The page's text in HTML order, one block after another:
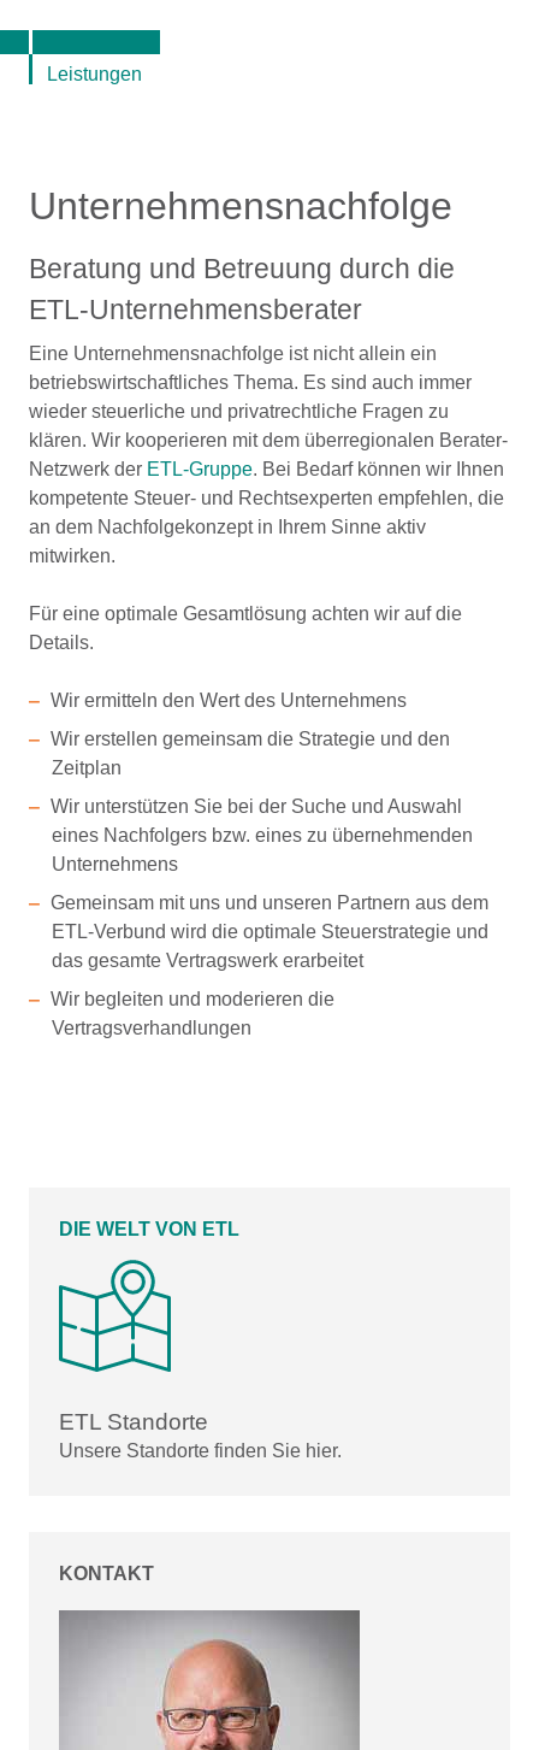
Leistungen
Unternehmensnachfolge
Beratung und Betreuung durch die
ETL-Unternehmensberater
Eine Unternehmensnachfolge ist nicht allein ein
betriebswirtschaftliches Thema. Es sind auch immer
wieder steuerliche und privatrechtliche Fragen zu
klären. Wir kooperieren mit dem überregionalen Berater-
Netzwerk der ETL-Gruppe. Bei Bedarf können wir Ihnen
kompetente Steuer- und Rechtsexperten empfehlen, die
an dem Nachfolgekonzept in Ihrem Sinne aktiv
mitwirken.
Für eine optimale Gesamtlösung achten wir auf die
Details.
Wir ermitteln den Wert des Unternehmens
Wir erstellen gemeinsam die Strategie und den
Zeitplan
Wir unterstützen Sie bei der Suche und Auswahl
eines Nachfolgers bzw. eines zu übernehmenden
Unternehmens
Gemeinsam mit uns und unseren Partnern aus dem
ETL-Verbund wird die optimale Steuerstrategie und
das gesamte Vertragswerk erarbeitet
Wir begleiten und moderieren die
Vertragsverhandlungen
DIE WELT VON ETL
ETL Standorte
Unsere Standorte finden Sie hier.
KONTAKT